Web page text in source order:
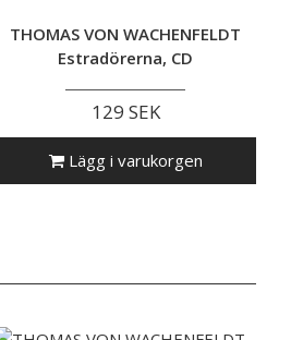
THOMAS VON WACHENFELDT
Estradörerna, CD
129 SEK
Lägg i varukorgen